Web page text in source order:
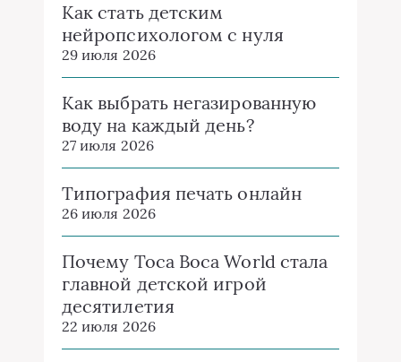
Как стать детским
нейропсихологом с нуля
29 июля 2026
Как выбрать негазированную
воду на каждый день?
27 июля 2026
Типография печать онлайн
26 июля 2026
Почему Toca Boca World стала
главной детской игрой
десятилетия
22 июля 2026